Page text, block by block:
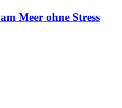
Meer ohne Stress